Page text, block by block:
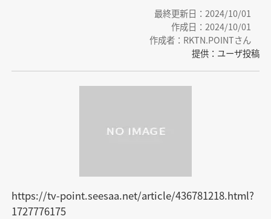
最終更新日：2024/10/01
作成日：2024/10/01
作成者：RKTN.POINTさん
提供：ユーザ投稿
https://tv-point.seesaa.net/article/436781218.html?
1727776175